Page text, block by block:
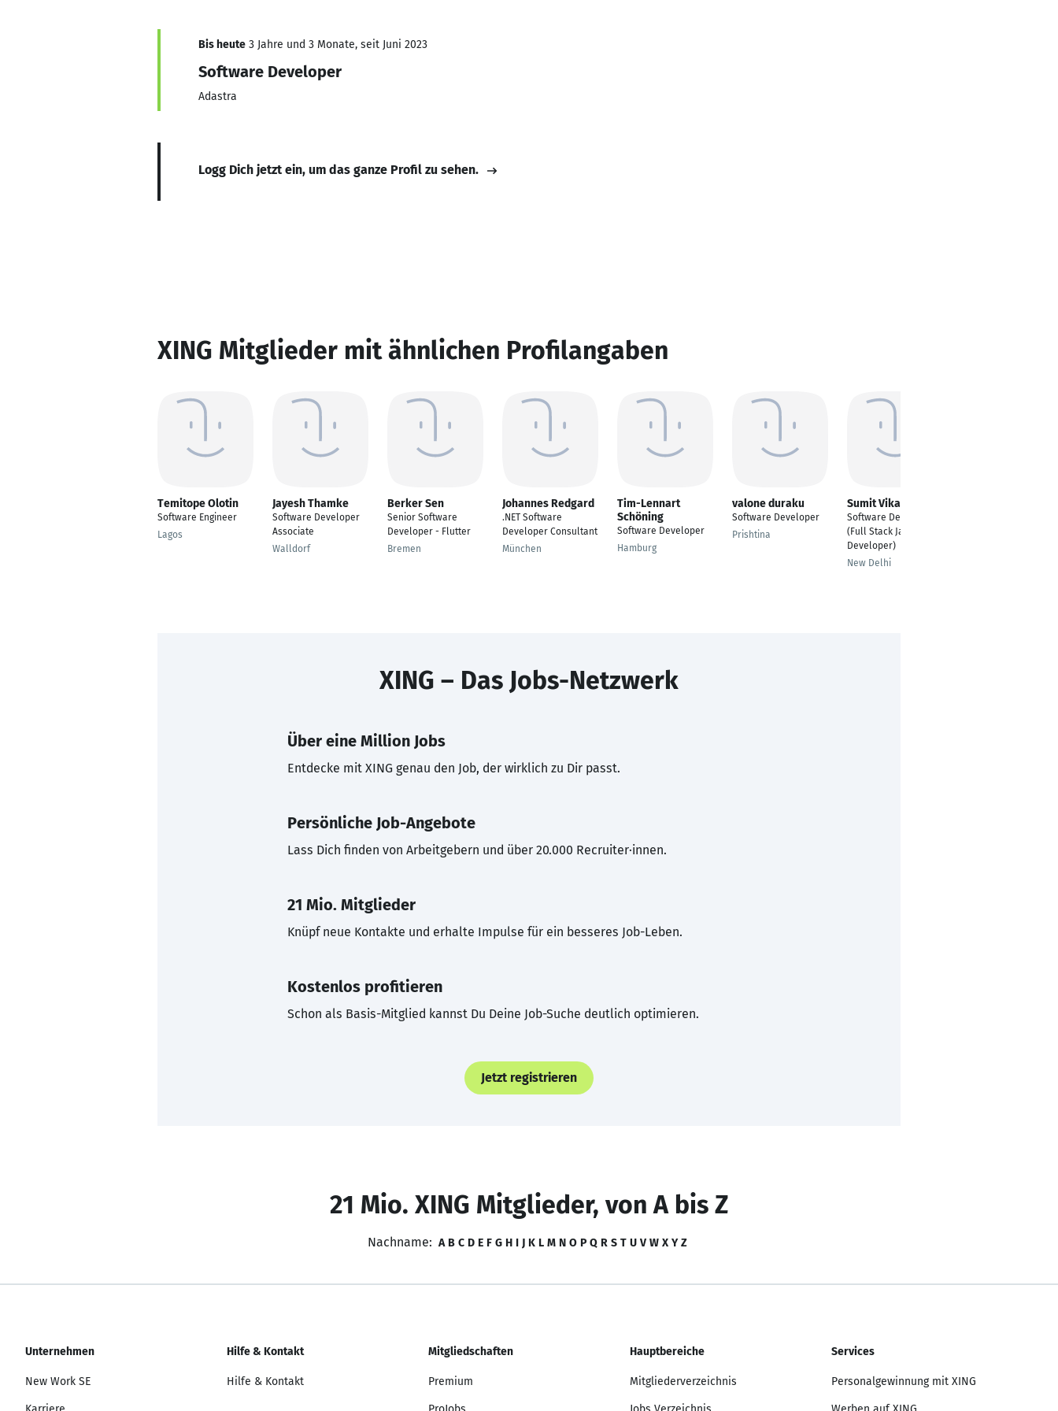
Bis heute 3 Jahre und 3 Monate, seit Juni 2023
Software Developer
Adastra
Logg Dich jetzt ein, um das ganze Profil zu sehen.
XING Mitglieder mit ähnlichen Profilangaben
Temitope Olotin
Software Engineer
Lagos
Jayesh Thamke
Software Developer
Associate
Walldorf
Berker Sen
Senior Software
Developer - Flutter
Bremen
Johannes Redgard
.NET Software
Developer Consultant
München
Tim-Lennart
Schöning
Software Developer
Hamburg
valone duraku
Software Developer
Prishtina
Sumit Vikal
Software Developer
(Full Stack Java
Developer)
New Delhi
XING – Das Jobs-Netzwerk
Über eine Million Jobs
Entdecke mit XING genau den Job, der wirklich zu Dir passt.
Persönliche Job-Angebote
Lass Dich finden von Arbeitgebern und über 20.000 Recruiter·innen.
21 Mio. Mitglieder
Knüpf neue Kontakte und erhalte Impulse für ein besseres Job-Leben.
Kostenlos profitieren
Schon als Basis-Mitglied kannst Du Deine Job-Suche deutlich optimieren.
Jetzt registrieren
21 Mio. XING Mitglieder, von A bis Z
Nachname: A B C D E F G H I J K L M N O P Q R S T U V W X Y Z
Unternehmen
New Work SE
Hilfe & Kontakt
Hilfe & Kontakt
Mitgliedschaften
Premium
Hauptbereiche
Mitgliederverzeichnis
Services
Personalgewinnung mit XING